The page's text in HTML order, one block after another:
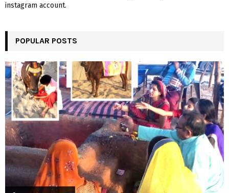
instagram account.
POPULAR POSTS